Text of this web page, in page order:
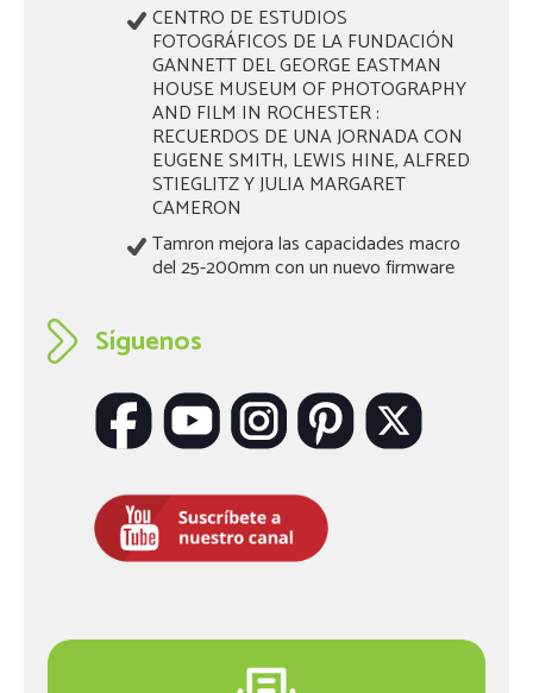
CENTRO DE ESTUDIOS
FOTOGRÁFICOS DE LA FUNDACIÓN
GANNETT DEL GEORGE EASTMAN
HOUSE MUSEUM OF PHOTOGRAPHY
AND FILM IN ROCHESTER :
RECUERDOS DE UNA JORNADA CON
EUGENE SMITH, LEWIS HINE, ALFRED
STIEGLITZ Y JULIA MARGARET
CAMERON
Tamron mejora las capacidades macro
del 25-200mm con un nuevo firmware
Síguenos